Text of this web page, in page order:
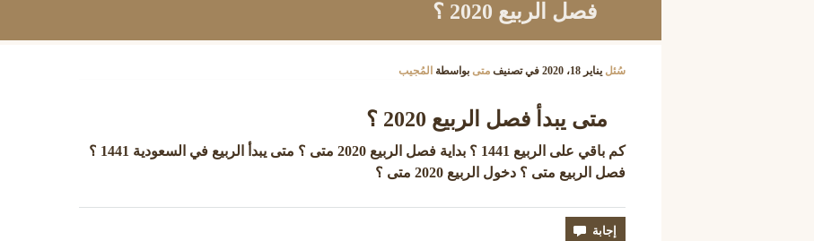
فصل الربيع 2020 ؟
سُئل يناير 18، 2020 في تصنيف متى بواسطة المُجيب
متى يبدأ فصل الربيع 2020 ؟
كم باقي على الربيع 1441 ؟ بداية فصل الربيع 2020 متى ؟ متى يبدأ الربيع في السعودية 1441 ؟
فصل الربيع متى ؟ دخول الربيع 2020 متى ؟